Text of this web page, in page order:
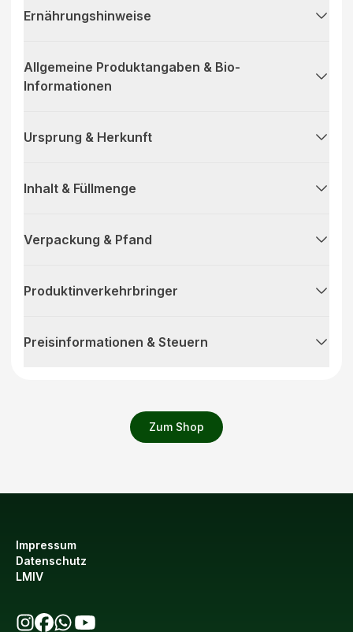
Zum Shop
Ernährungshinweise
Allgemeine Produktangaben & Bio-
Informationen
Ursprung & Herkunft
Inhalt & Füllmenge
Verpackung & Pfand
Produktinverkehrbringer
Preisinformationen & Steuern
Impressum
Datenschutz
LMIV